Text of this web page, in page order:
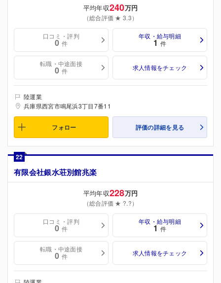
平均年収240万円
（総合評価 ★ 3.3）
口コミ・評判
0 件
年収・給与明細
1 件
転職・中途面接
0 件 求人情報をチェック
陸運業
兵庫県西宮市鳴尾浜3丁目7番11
フォロー 評価の詳細を見る
22
有限会社銀水荘別館兆楽
平均年収228万円
（総合評価 ★ ?.?）
口コミ・評判
0 件
年収・給与明細
1 件
転職・中途面接
0 件 求人情報をチェック